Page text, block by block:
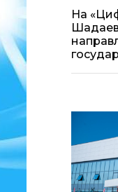
На